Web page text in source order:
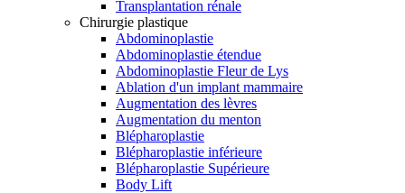
Transplantation rénale
Chirurgie plastique
Abdominoplastie
Abdominoplastie étendue
Abdominoplastie Fleur de Lys
Ablation d'un implant mammaire
Augmentation des lèvres
Augmentation du menton
Blépharoplastie
Blépharoplastie inférieure
Blépharoplastie Supérieure
Body Lift